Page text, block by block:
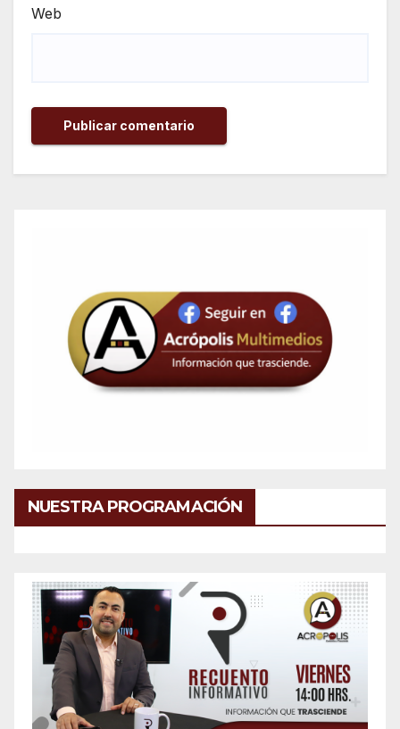
Web
NUESTRA PROGRAMACIÓN